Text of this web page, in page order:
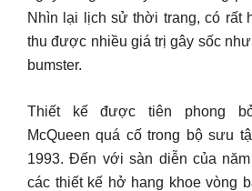
Nhìn lại lịch sử thời trang, có rất
thu được nhiều giá trị gây sốc
bumster.
Thiết kế được tiên phong
McQueen quá cố trong bộ sưu
1993. Đến với sàn diễn của
các thiết kế hở hang khoe vòng